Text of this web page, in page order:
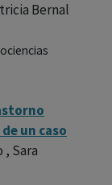
Bernal
un caso
Sara